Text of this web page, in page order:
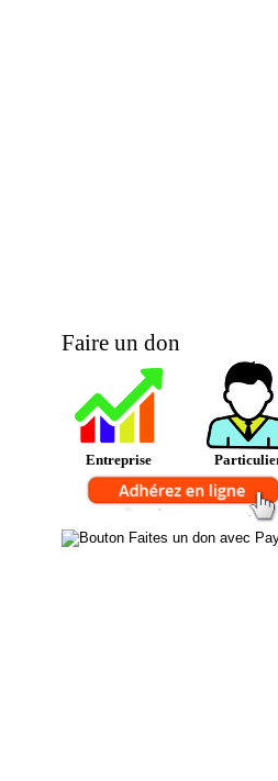
Faire un don
Entreprise